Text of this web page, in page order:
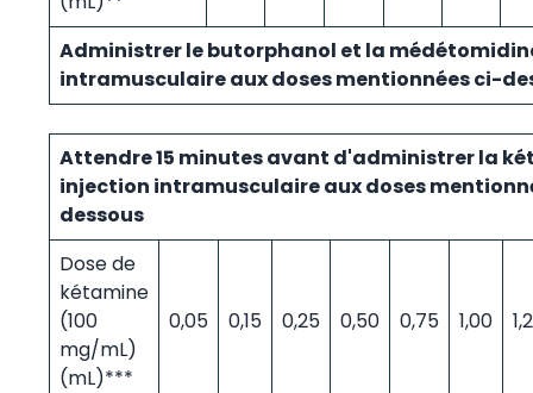
Administrer le butorphanol et la
intramusculaire aux doses mentionnées ci-
Attendre 15 minutes avant d'administrer la
injection intramusculaire aux doses
dessous
Dose de
kétamine
(100
mg/mL)
(mL)***
0,05 0,15 0,25 0,50 0,75 1,00